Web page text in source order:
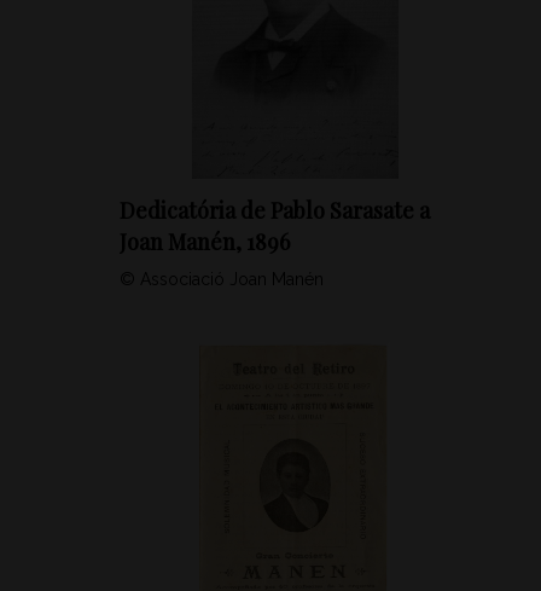
Dedicatória de Pablo Sarasate a
Joan Manén, 1896
© Associació Joan Manén